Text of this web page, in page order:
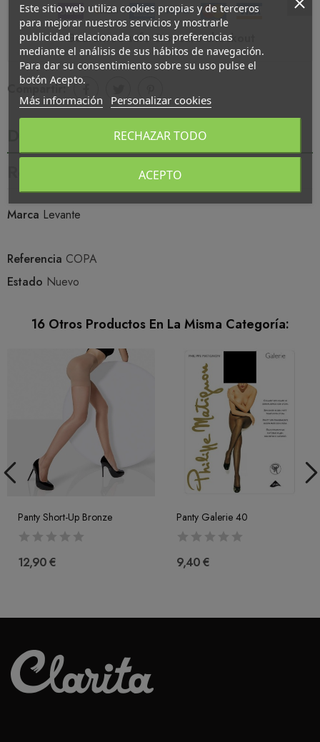
Guarantee safe & secure checkout
Compartir:
Detalles del producto
Marca Levante
Referencia COPA
Estado Nuevo
16 Otros Productos En La Misma Categoría:
Panty Short-Up Bronze
12,90 €
Panty Galerie 40
9,40 €
Este sitio web utiliza cookies propias y de terceros
para mejorar nuestros servicios y mostrarle
publicidad relacionada con sus preferencias
mediante el análisis de sus hábitos de navegación.
Para dar su consentimiento sobre su uso pulse el
botón Acepto.
Más información Personalizar cookies
RECHAZAR TODO
ACEPTO